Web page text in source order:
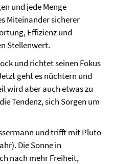
und jede Menge
Miteinander sicherer
Effizienz und
Stellenwert.
und richtet seinen Fokus
geht es nüchtern und
wird aber auch etwas zu
Tendenz, sich Sorgen um
und trifft mit Pluto
Die Sonne in
nach mehr Freiheit,